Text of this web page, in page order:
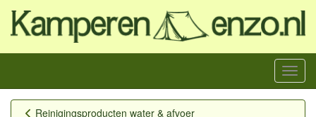
Menu
Reinigingsproducten water & afvoer